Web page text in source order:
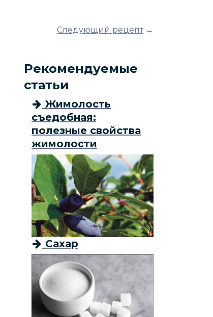
Следующий рецепт→
Рекомендуемые
статьи
Жимолость
съедобная:
полезные свойства
жимолости
Сахар